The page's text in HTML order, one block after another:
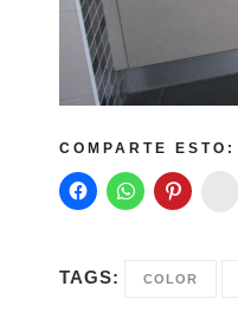
COMPARTE ESTO:
TAGS: COLOR